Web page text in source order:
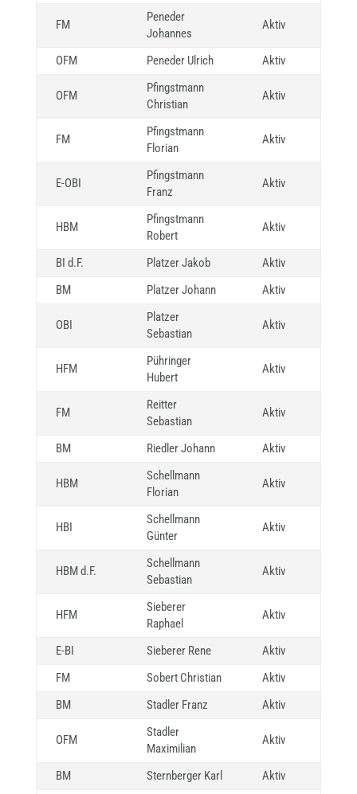
FM
Peneder
Johannes
Aktiv
OFM Peneder Ulrich Aktiv
OFM
Pfingstmann
Christian
Aktiv
FM
Pfingstmann
Florian
Aktiv
E-OBI
Pfingstmann
Franz
Aktiv
HBM
Pfingstmann
Robert
Aktiv
BI d.F. Platzer Jakob
Aktiv
BM
Platzer Johann Aktiv
OBI
Platzer
Sebastian
Aktiv
HFM
Pühringer
Hubert
Aktiv
FM
Reitter
Sebastian
Aktiv
BM Riedler Johann Aktiv
HBM
Schellmann
Florian
Aktiv
HBI
Schellmann
Günter
Aktiv
HBM d.F.
Schellmann
Sebastian
Aktiv
HFM
Sieberer
Raphael
Aktiv
E-BI Sieberer Rene
Aktiv
FM
Sobert Christian
Aktiv
BM
Stadler Franz Aktiv
OFM
Stadler
Maximilian
Aktiv
BM Sternberger Karl Aktiv